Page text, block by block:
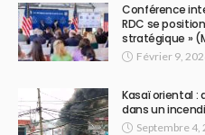
Conférence
RDC se
stratégique »
Février 9,
Kasaï oriental :
dans un
Septembre 4,